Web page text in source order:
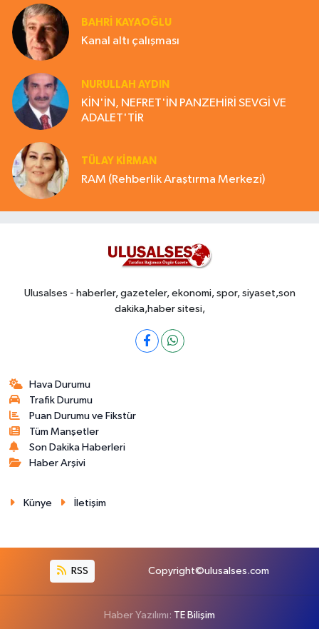
BAHRI KAYAOĞLU
Kanal altı çalışması
NURULLAH AYDIN
KİN'İN, NEFRET'İN PANZEHİRİ SEVGİ VE
ADALET'TİR
TÜLAY KİRMAN
RAM (Rehberlik Araştırma Merkezi)
Ulusalses - haberler, gazeteler, ekonomi, spor, siyaset,son
dakika,haber sitesi,
Hava Durumu
Trafik Durumu
Puan Durumu ve Fikstür
Tüm Manşetler
Son Dakika Haberleri
Haber Arşivi
Künye İletişim
RSS Copyright©ulusalses.com
Haber Yazılımı: TE Bilişim